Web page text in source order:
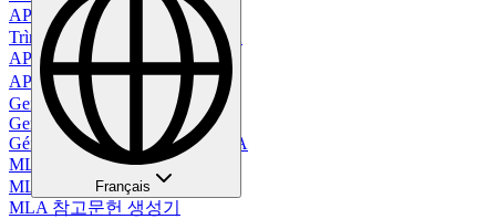
APA 스타일 테이블 생성기
Trình Tạo Bảng Định Dạng APA
APA格式表格生成器
APA 格式表生成器
Generador de Bibliografía MLA
Gerador de Bibliografia MLA
Générateur de bibliographie MLA
MLA 文献生成器
MLA Bibliographie Generator
MLA 참고문헌 생성기
Français